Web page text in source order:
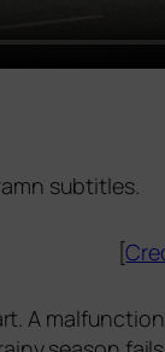
subtitles.
[
A